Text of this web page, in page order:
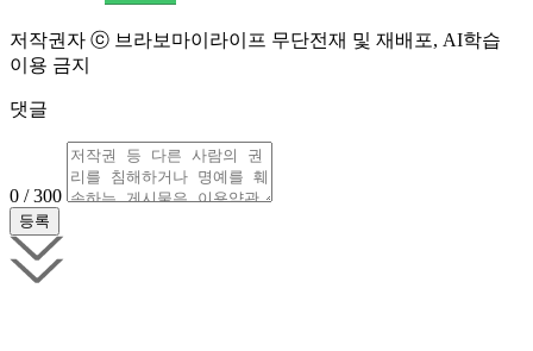
저작권자 ⓒ 브라보마이라이프 무단전재 및 재배포, AI학습
이용 금지
댓글
0 / 300